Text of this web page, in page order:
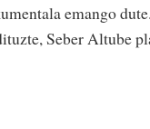
emango
Seber Altube